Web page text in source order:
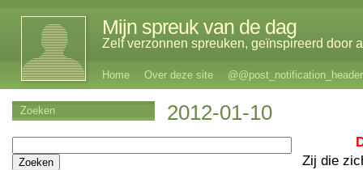
Mijn spreuk van de dag
Zelf verzonnen spreuken, geïnspireerd door
Home Over deze site @@post_notification_header
2012-01-10
Zij die
Zoeken